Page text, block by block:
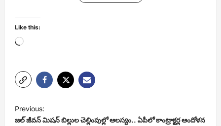
Like this:
Loading…
o
Previous:
జల్ జీవన్ మిషన్ బిల్లుల చెల్లింపుల్లో ఆలస్యం.. ఏపీలో కాంట్రాక్టర్ల ఆందోళన